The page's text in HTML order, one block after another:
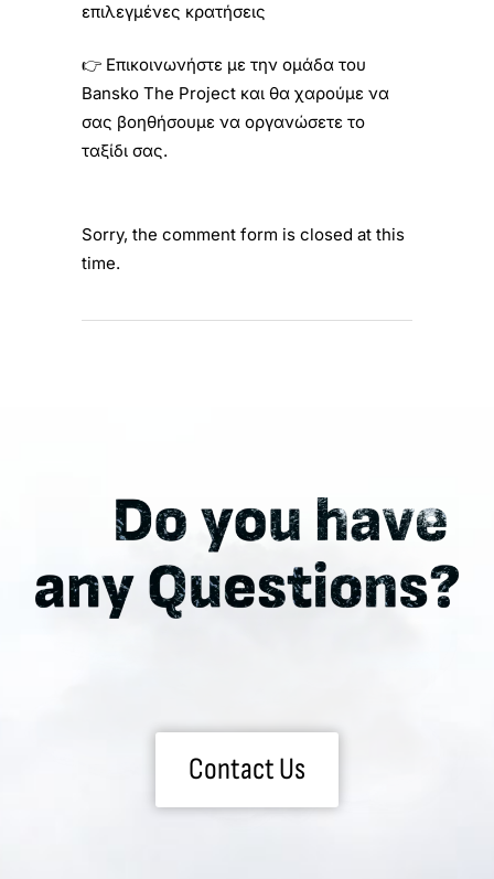
επιλεγμένες κρατήσεις
👉 Επικοινωνήστε με την ομάδα του
Bansko The Project και θα χαρούμε να
σας βοηθήσουμε να οργανώσετε το
ταξίδι σας.
Sorry, the comment form is closed at this
time.
Contact Us